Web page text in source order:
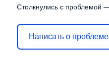
Столкнулись с проблемой
Написать о проблеме